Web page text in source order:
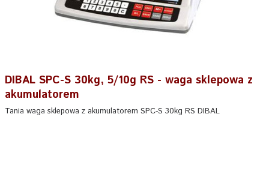
DIBAL SPC-S 30kg, 5/10g RS - waga sklepowa z
akumulatorem
Tania waga sklepowa z akumulatorem SPC-S 30kg RS DIBAL